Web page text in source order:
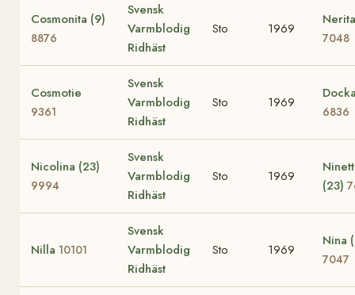
Cosmonita (9)
8876
Svensk
Varmblodig
Ridhäst
Sto 1969
7048
Cosmotie
9361
Svensk
Varmblodig
Ridhäst
Sto 1969
6836
Nicolina (23)
9994
Svensk
Varmblodig
Ridhäst
Sto 1969
(23)
Nilla 10101
Svensk
Varmblodig
Ridhäst
Sto 1969
Nina
7047